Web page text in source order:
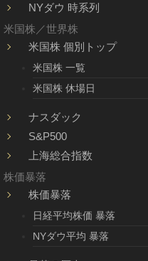
NYダウ 時系列
米国株／世界株
米国株 個別トップ
米国株 一覧
米国株 休場日
ナスダック
S&P500
上海総合指数
株価暴落
株価暴落
日経平均株価 暴落
NYダウ平均 暴落